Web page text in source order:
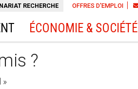
OFFRES D'EMPLOI
RECHERCHE
ÉCONOMIE & SOCIÉTÉ
?
»